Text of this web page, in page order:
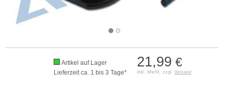
21,99 €
inkl. MwSt. zzgl. Versand
Artikel auf Lager
Lieferzeit ca. 1 bis 3 Tage*